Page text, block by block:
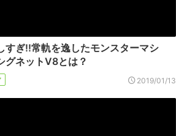
すぎ!!常軌を逸したモンスターマシ
グネットV8とは？
2019/01/13